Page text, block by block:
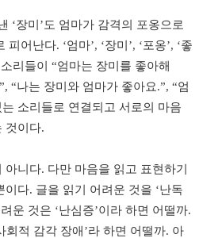
‘장미’도 엄마가 감격의 포옹으로
어난다. ‘엄마’, ‘장미’, ‘포옹’, ‘좋
리들이 “엄마는 장미를 좋아해
“나는 장미와 엄마가 좋아요.”, “엄
소리들로 연결되고 서로의 마음
것이다.
니다. 다만 마음을 읽고 표현하기
다. 글을 읽기 어려운 것을 ‘난독
운 것은 ‘난심증’이라 하면 어떨까.
회적 감각 장애’라 하면 어떨까. 아